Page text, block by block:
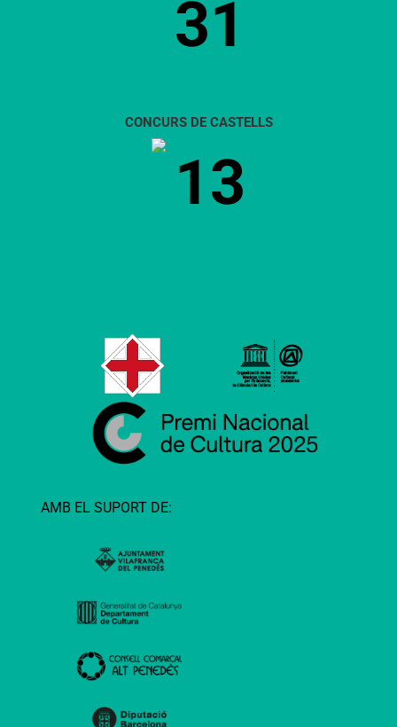
31
CONCURS DE CASTELLS
13
AMB EL SUPORT DE: